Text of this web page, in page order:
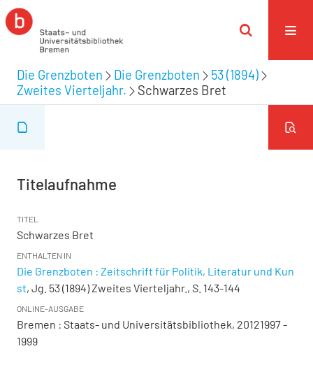
Die Grenzboten Die Grenzboten
53 (1894)
Zweites Vierteljahr.
Schwarzes Bret
Titelaufnahme
TITEL
Schwarzes Bret
ENTHALTEN IN
Die Grenzboten : Zeitschrift für Politik, Literatur und Kun
st, Jg. 53 (1894) Zweites Vierteljahr., S. 143-144
ONLINE-AUSGABE
Bremen : Staats- und Universitätsbibliothek, 20121997 -
1999